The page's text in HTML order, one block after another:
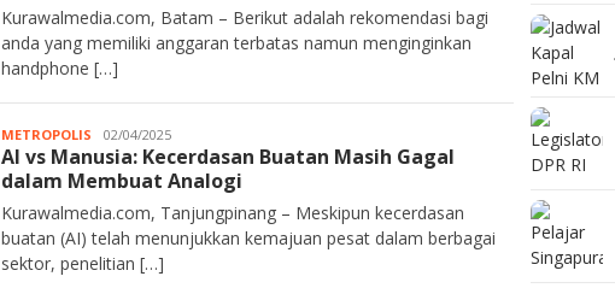
Kurawalmedia.com, Batam – Berikut adalah rekomendasi bagi
anda yang memiliki anggaran terbatas namun menginginkan
handphone […]
METROPOLIS Kurawalmedia
02/04/2025
AI vs Manusia: Kecerdasan Buatan Masih Gagal
dalam Membuat Analogi
Kurawalmedia.com, Tanjungpinang – Meskipun kecerdasan
buatan (AI) telah menunjukkan kemajuan pesat dalam berbagai
sektor, penelitian […]